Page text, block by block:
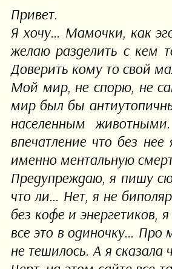
Привет.
Я хочу… Мамочки, как
желаю разделить с кем
Доверить кому то свой
Мой мир, не спорю, не
мир был бы
населенным
впечатление что без
именно ментальную
Предупреждаю, я пишу
что ли… Нет, я не
без кофе и энергетиков,
все это в одиночку… Про
не тешилось. А я сказала